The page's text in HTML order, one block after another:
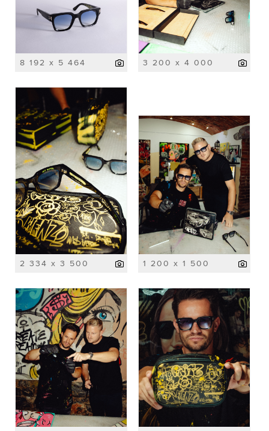
8 192 x 5 464 3 200 x 4 000
2 334 x 3 500 1 200 x 1 500